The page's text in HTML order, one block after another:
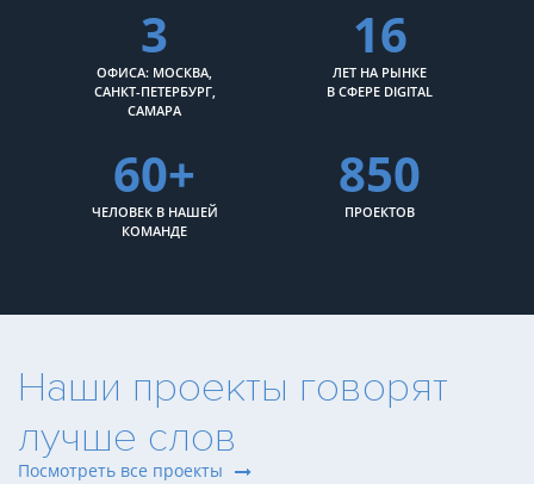
3
ОФИСА: МОСКВА,
САНКТ-ПЕТЕРБУРГ,
САМАРА
16
ЛЕТ НА РЫНКЕ
В СФЕРЕ DIGITAL
60+
ЧЕЛОВЕК В НАШЕЙ
КОМАНДЕ
850
ПРОЕКТОВ
Наши проекты говорят
лучше слов
Посмотреть все проекты